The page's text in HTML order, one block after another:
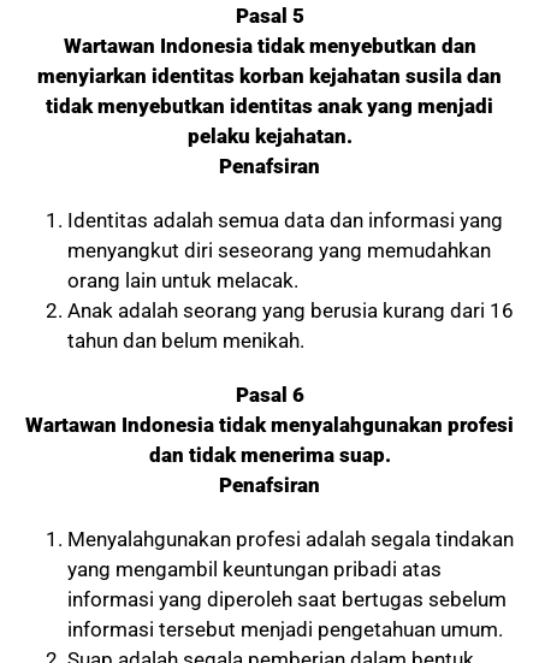
Pasal 5
Wartawan Indonesia tidak menyebutkan dan
menyiarkan identitas korban kejahatan susila dan
tidak menyebutkan identitas anak yang menjadi
pelaku kejahatan.
Penafsiran
Identitas adalah semua data dan informasi yang
menyangkut diri seseorang yang memudahkan
orang lain untuk melacak.
Anak adalah seorang yang berusia kurang dari 16
tahun dan belum menikah.
Pasal 6
Wartawan Indonesia tidak menyalahgunakan profesi
dan tidak menerima suap.
Penafsiran
Menyalahgunakan profesi adalah segala tindakan
yang mengambil keuntungan pribadi atas
informasi yang diperoleh saat bertugas sebelum
informasi tersebut menjadi pengetahuan umum.